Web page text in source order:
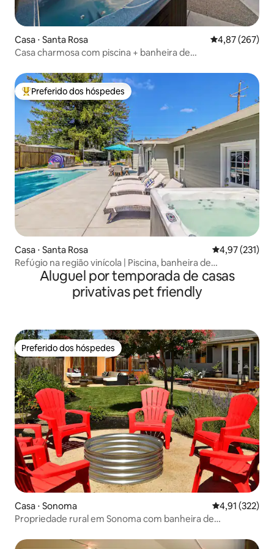
Casa ⋅ Santa Rosa 4,87 de uma
4,87 (267)
Casa charmosa com piscina + banheira de
Entre os melhores preferidos dos hóspedes
Preferido dos hóspedes
Casa ⋅ Santa Rosa 4,97 de uma
4,97 (231)
Refúgio na região vinícola | Piscina, banheira de
hidromassagem + boa energia
Aluguel por temporada de casas
privativas pet friendly
Preferido dos hóspedes
Preferido dos hóspedes
Casa ⋅ Sonoma 4,91 de uma
4,91 (322)
Propriedade rural em Sonoma com banheira de